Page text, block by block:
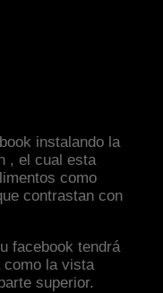
instalando la
, el cual esta
como
contrastan con
facebook tendrá
como la vista
superior.